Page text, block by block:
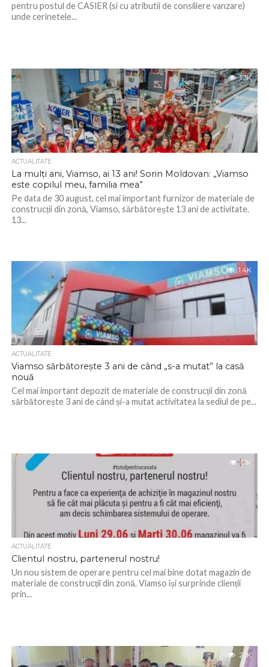
pentru postul de CASIER (si cu atributii de consiliere vanzare)
unde cerinetele...
1.3K
ACTUALITATE
La mulți ani, Viamso, ai 13 ani! Sorin Moldovan: „Viamso
este copilul meu, familia mea”
Pe data de 30 august, cel mai important furnizor de materiale de
construcții din zonă, Viamso, sărbătorește 13 ani de activitate.
13...
1.4K
ACTUALITATE
Viamso sărbătorește 3 ani de când „s-a mutat” la casă
nouă
Cel mai important depozit de materiale de construcții din zonă
sărbătorește 3 ani de când și-a mutat activitatea la sediul de pe...
1.1K
ACTUALITATE
Clientul nostru, partenerul nostru!
Un nou sistem de operare pentru cel mai bine dotat magazin de
materiale de construcții din zonă. Viamso își surprinde clienții
prin...
2.1K